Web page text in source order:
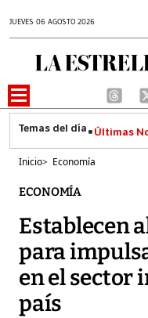
JUEVES 06 AGOSTO 2026
Últimas
Inicio> Economía
ECONOMÍA
Establecen
para
en el sector
país